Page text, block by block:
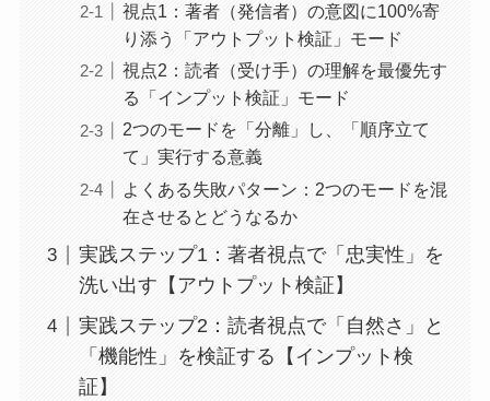
視点1：著者（発信者）の意図に100%寄
り添う「アウトプット検証」モード
視点2：読者（受け手）の理解を最優先す
る「インプット検証」モード
2つのモードを「分離」し、「順序立て
て」実行する意義
よくある失敗パターン：2つのモードを混
在させるとどうなるか
実践ステップ1：著者視点で「忠実性」を
洗い出す【アウトプット検証】
実践ステップ2：読者視点で「自然さ」と
「機能性」を検証する【インプット検
証】